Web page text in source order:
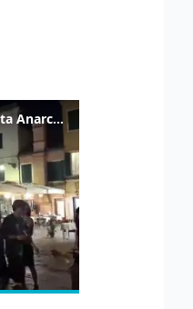
Venezia omaggia Guccini con una Cantata Anarchica in campo Santa Margherita